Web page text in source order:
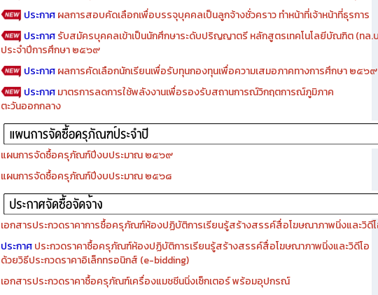
ประกาศรายชื่อนักศึกษาที่ได้รับการพิจารณา รับทุนศึกษาต่อและฝึกประสบการณ์วิชาชีพ รูป
แบบทวิวุฒิ (อาชีวศึกษาไทย-จีน) ณ สาธารณรัฐประชาชนจีน ประจำปีการศึกษา ๒๕๖๙
ประกาศรายชื่อผู้เข้ารับการอบรมเชิงปฏิบัติการออกแบบและสร้างเว็บไซต์มืออาชีพ รุ่นที่ ๒
ประกาศผลการสอบคัดเลือกเพื่อบรรจุบุคคลเป็นลูกจ้างชั่วคราว ทำหน้าที่เจ้าหน้าที่ธุรการ
ประกาศรับสมัครบุคคลเข้าเป็นนักศึกษาระดับปริญญาตรี หลักสูตรเทคโนโลยีบัณฑิต (ทล.บ.)
ประจำปีการศึกษา ๒๕๖๙
ประกาศผลการคัดเลือกนักเรียนเพื่อรับทุนกองทุนเพื่อความเสมอภาคทางการศึกษา ๒๕๖๙
ประกาศมาตรการลดการใช้พลังงานเพื่อรองรับสถานการณ์วิกฤตการณ์ภูมิภาค
ตะวันออกกลาง
แผนการจัดซื้อครุภัณฑ์ปีงบประมาณ ๒๕๖๙
แผนการจัดซื้อครุภัณฑ์ปีงบประมาณ ๒๕๖๘
เอกสารประกวดราคาการซื้อครุภัณฑ์ห้องปฏิบัติการเรียนรู้สร้างสรรค์สื่อโฆษณาภาพนิ่งและวิดีโอ